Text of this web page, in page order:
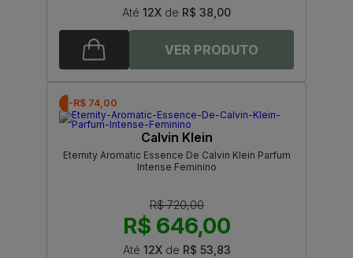
Até 12X de R$ 38,00
-R$ 74,00
Calvin Klein
Eternity Aromatic Essence De Calvin Klein Parfum
Intense Feminino
R$ 720,00
R$ 646,00
Até 12Xde R$ 53,83